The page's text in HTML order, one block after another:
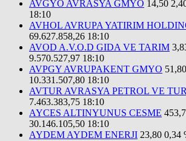
AVGYO AVRASYA GMYO 14,50
18:10
AVHOL AVRUPA YATIRIM
69.627.858,26 18:10
AVOD A.V.O.D GIDA VE TARIM
9.570.527,97 18:10
AVPGY AVRUPAKENT GMYO 51,80
10.331.507,80 18:10
AVTUR AVRASYA PETROL VE
7.463.383,75 18:10
AYCES ALTINYUNUS CESME
30.146.105,50 18:10
AYDEM AYDEM ENERJI 23,80 0,34